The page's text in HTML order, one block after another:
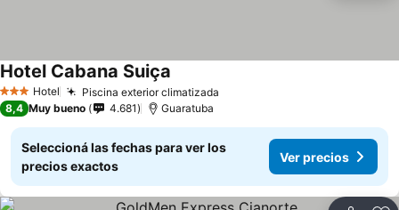
3 Estrellas
Hotel Piscina exterior climatizada
Hotel Cabana Suiça
8,4 Muy bueno 4.681 Guaratuba
Seleccioná las fechas para ver los
precios exactos
Ver precios